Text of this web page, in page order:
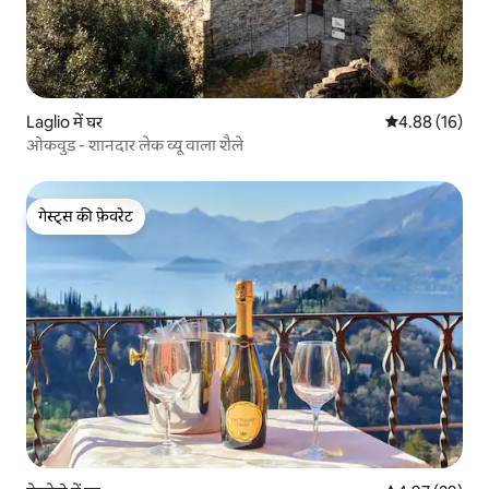
Laglio में घर औसत रेटिंग 5 में
4.88 (16)
ओकवुड - शानदार लेक व्यू वाला शैले
गेस्ट्स की फ़ेवरेट
गेस्ट्स की फ़ेवरेट